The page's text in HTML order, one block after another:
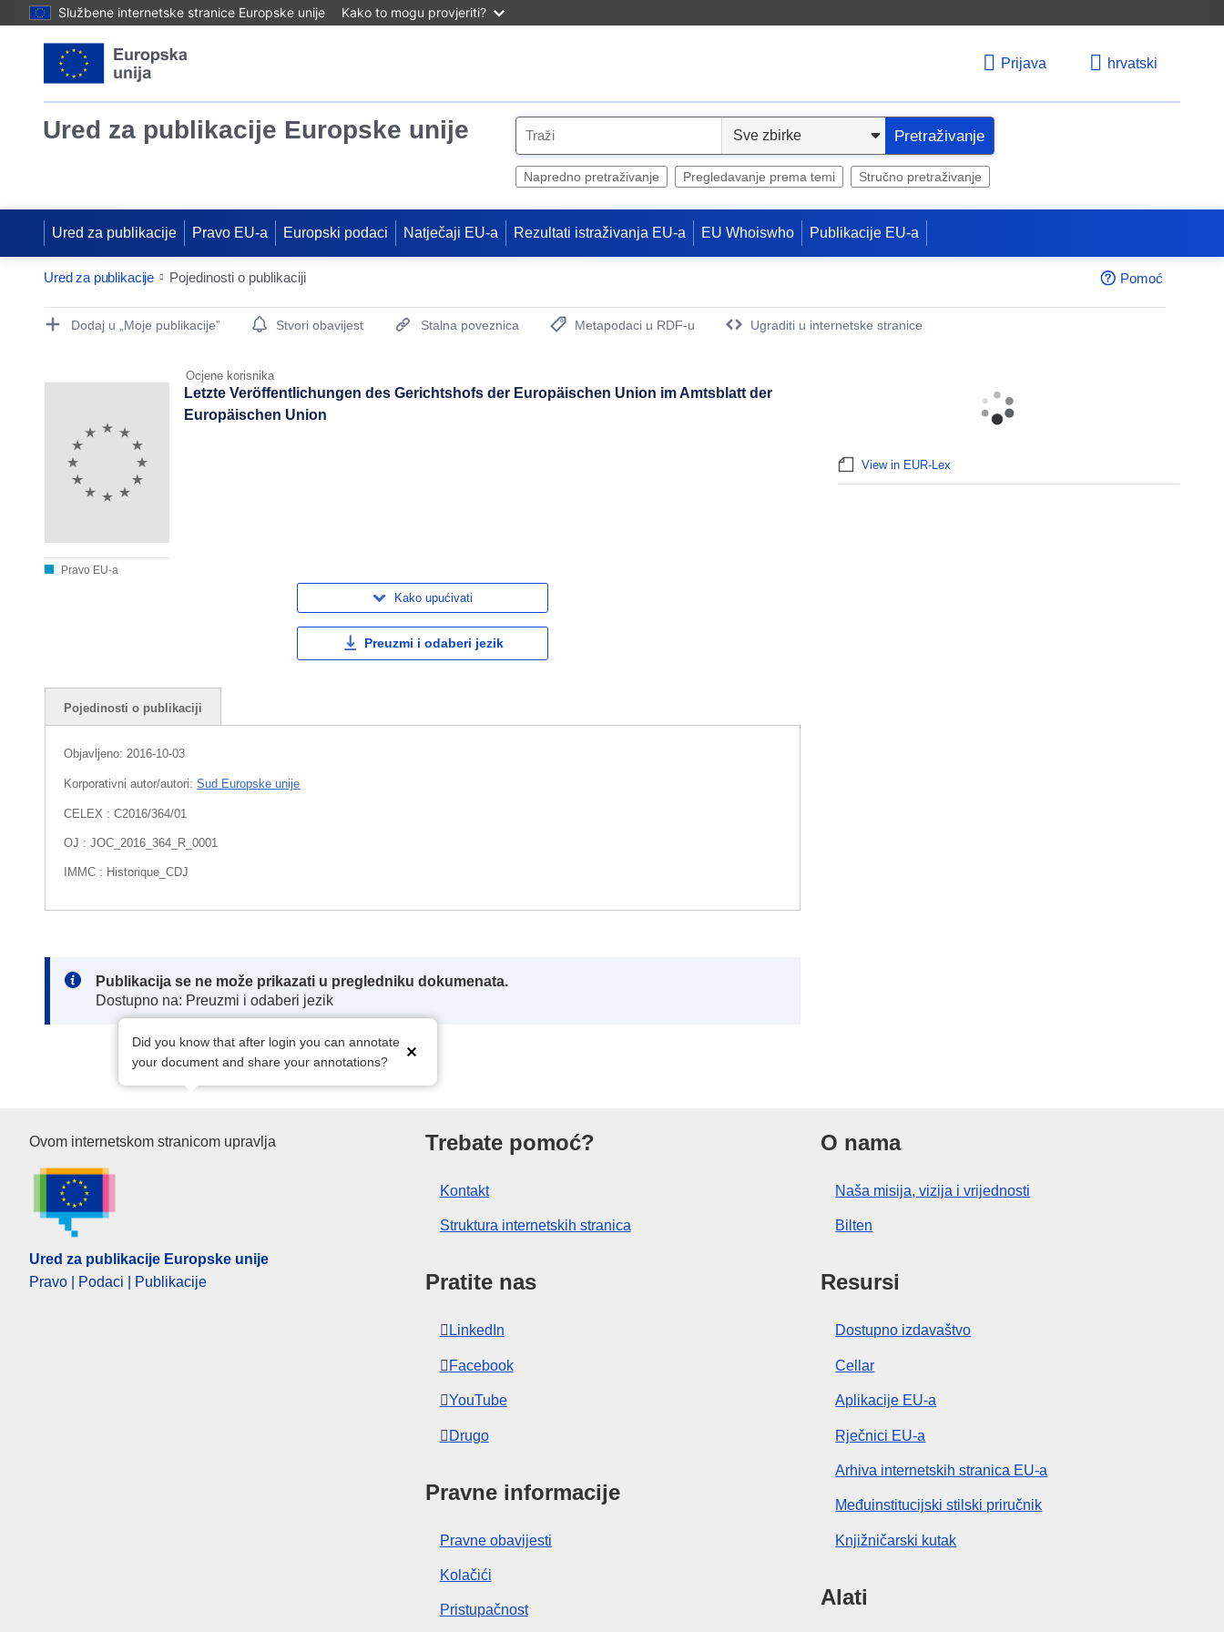
Službene internetske stranice Europske unije Kako to mogu provjeriti?
Prijava hrvatski
Ured za publikacije Europske unije
e
Pretraživanje
Napredno pretraživanje Pregledavanje prema temi Stručno pretraživanje
Ured za publikacije Pravo EU-a Europski podaci Natječaji EU-a Rezultati istraživanja EU-a EU Whoiswho Publikacije EU-a
Ured za publikacije Pojedinosti o publikaciji Pomoć
Publication Detail Actions Portlet
Dodaj u „Moje publikacije” Stvori obavijest Stalna poveznica
Metapodaci u RDF-u
Ugraditi u internetske stranice
Ocjene korisnika
Pravo EU-a
Letzte Veröffentlichungen des Gerichtshofs der Europäischen Union im Amtsblatt der
Europäischen Union
Kako upućivati
Preuzmi i odaberi jezik
Pojedinosti o publikaciji
Objavljeno: 2016-10-03
Korporativni autor/autori: Sud Europske unije
CELEX : C2016/364/01
OJ : JOC_2016_364_R_0001
IMMC : Historique_CDJ
Note:
Publikacija se ne može prikazati u pregledniku dokumenata.
Dostupno na: Preuzmi i odaberi jezik
Did you know that after login you can annotate
your document and share your annotations?
View in EUR-Lex
Ured za publikacije Europske unije
Ovom internetskom stranicom upravlja
Ured za publikacije Europske unije
Pravo | Podaci | Publikacije
Trebate pomoć?
Kontakt
Struktura internetskih stranica
Pratite nas
LinkedIn
Facebook
YouTube
Drugo
Pravne informacije
Pravne obavijesti
Kolačići
Pristupačnost
O nama
Naša misija, vizija i vrijednosti
Bilten
Resursi
Dostupno izdavaštvo
Cellar
Aplikacije EU-a
Rječnici EU-a
Arhiva internetskih stranica EU-a
Međuinstitucijski stilski priručnik
Knjižničarski kutak
Alati